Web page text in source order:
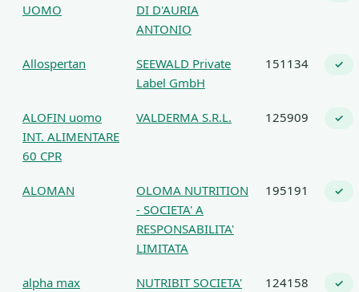
UOMO
DI D'AURIA
ANTONIO
Allospertan
SEEWALD Private
Label GmbH
151134 ✓
ALOFIN uomo
INT. ALIMENTARE
60 CPR
VALDERMA S.R.L. 125909 ✓
ALOMAN
OLOMA NUTRITION
- SOCIETA' A
RESPONSABILITA'
LIMITATA
195191 ✓
alpha max
NUTRIBIT SOCIETA'
124158 ✓